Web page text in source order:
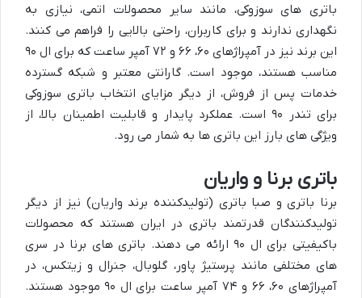
باتری های سوزوکی، مانند سایر محصولات اتمی، نیازی به
نگهداری ندارند و برای کاربران، راحتی بالایی را فراهم می کنند.
این برند نیز در آمپراژهای ۶۰، ۶۶ و ۷۲ آمپر ساعت که برای ال ۹۰
مناسب هستند، موجود است. گارانتی معتبر و شبکه گسترده
خدمات پس از فروش، از دیگر مزایای انتخاب باتری سوزوکی
برای تندر ۹۰ است. عملکرد پایدار و قابلیت اطمینان بالا، از
ویژگی های بارز این باتری ها به شمار می رود.
باتری برنا و واریان
برنا باتری و صبا باتری (تولیدکننده برند واریان) نیز از دیگر
تولیدکنندگان قدرتمند باتری در ایران هستند که محصولات
باکیفیتی برای ال ۹۰ ارائه می دهند. باتری های برنا در سری
های مختلفی مانند پرستیژ پاور، گلوبال، جنرال و زیتکس، در
آمپراژهای ۶۰، ۶۶ و ۷۴ آمپر ساعت برای ال ۹۰ موجود هستند.